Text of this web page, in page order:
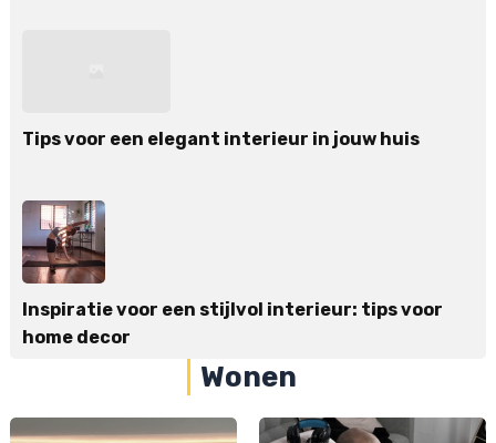
Tips voor een elegant interieur in jouw huis
Inspiratie voor een stijlvol interieur: tips voor
home decor
Wonen